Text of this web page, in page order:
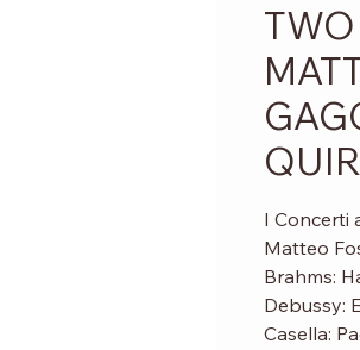
I Concerti
Matteo
Brahms:
Debussy:
Casella: